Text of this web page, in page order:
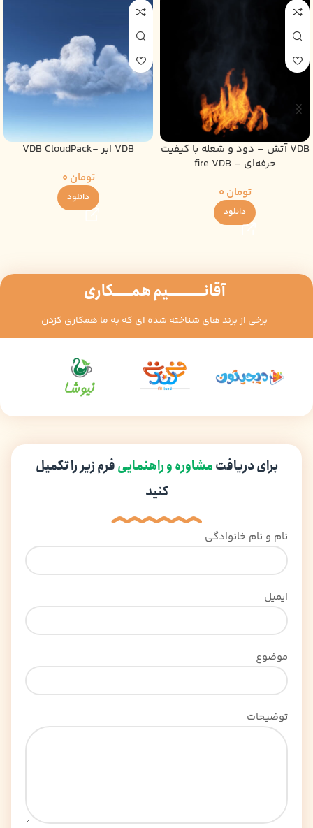
VDB آتش – دود و شعله با کیفیت
حرفه‌ای – fire VDB
تومان
دانلود
VDB ابر -VDB CloudPack
تومان
دانلود
آقانــــــــــیم همـــــکاری
برخی از برند های شناخته شده ای که به ما همکاری کزدن
برای دریافتمشاوره و راهنماییفرم زیر را تکمیل
کنید
نام و نام خانوادگی
ایمیل
موضوع
توضیحات